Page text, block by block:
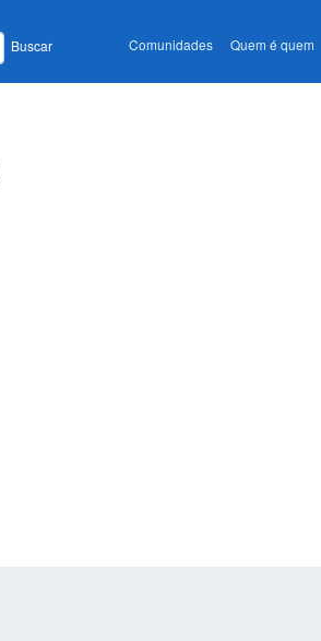
Buscar Comunidades Quem é quem